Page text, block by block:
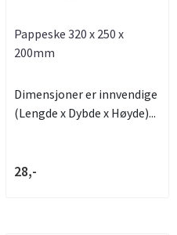
Pappeske 320 x 250 x
200mm
Dimensjoner er innvendige
(Lengde x Dybde x Høyde)...
28,-